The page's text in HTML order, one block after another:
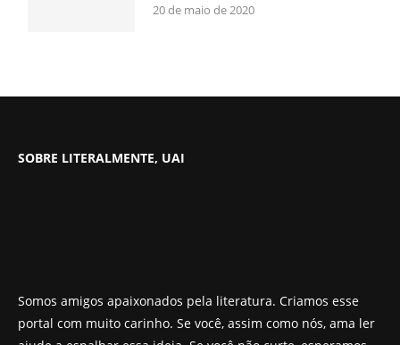
20 de maio de 2020
SOBRE LITERALMENTE, UAI
Somos amigos apaixonados pela literatura. Criamos esse
portal com muito carinho. Se você, assim como nós, ama ler